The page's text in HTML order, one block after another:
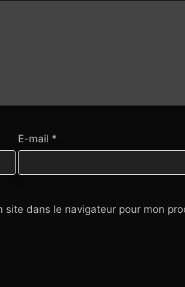
E-mail *
dans le navigateur pour mon